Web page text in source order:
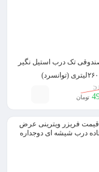
تک درب استیل نگیر
۲۶۰لیتری (توانسرد)
تومان